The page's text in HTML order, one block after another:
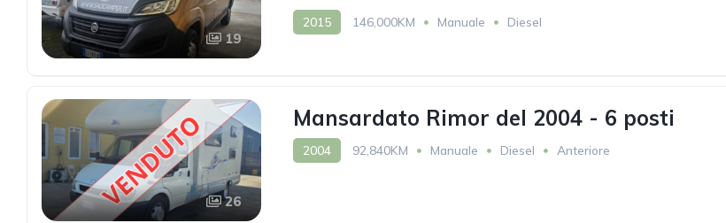
19
2015 146,000KM Manuale Diesel
26
Mansardato Rimor del 2004 - 6 posti
2004 92,840KM Manuale Diesel Anteriore